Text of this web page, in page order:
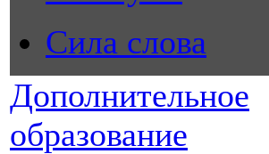
Сила слова
Дополнительное
образование